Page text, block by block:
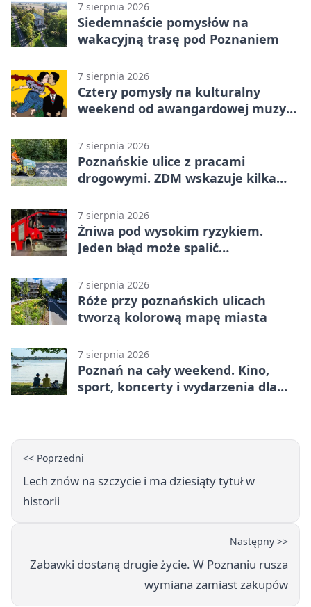
7 sierpnia 2026
Siedemnaście pomysłów na
wakacyjną trasę pod Poznaniem
7 sierpnia 2026
Cztery pomysły na kulturalny
weekend od awangardowej muzyki
7 sierpnia 2026
Poznańskie ulice z pracami
drogowymi. ZDM wskazuje kilka
7 sierpnia 2026
Żniwa pod wysokim ryzykiem.
Jeden błąd może spalić
7 sierpnia 2026
Róże przy poznańskich ulicach
tworzą kolorową mapę miasta
7 sierpnia 2026
Poznań na cały weekend. Kino,
sport, koncerty i wydarzenia dla
<< Poprzedni
Lech znów na szczycie i ma dziesiąty tytuł w
historii
Następny >>
Zabawki dostaną drugie życie. W Poznaniu rusza
wymiana zamiast zakupów